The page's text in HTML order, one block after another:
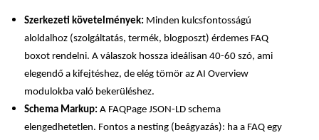
Szerkezeti követelmények: Minden kulcsfontosságú
aloldalhoz (szolgáltatás, termék, blogposzt) érdemes FAQ
boxot rendelni. A válaszok hossza ideálisan 40-60 szó, ami
elegendő a kifejtéshez, de elég tömör az AI Overview
modulokba való bekerüléshez.
Schema Markup: A FAQPage JSON-LD schema
elengedhetetlen. Fontos a nesting (beágyazás): ha a FAQ egy